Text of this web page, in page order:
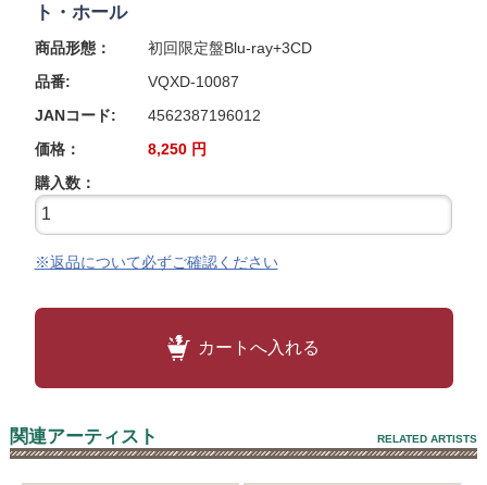
ト・ホール
商品形態：
初回限定盤Blu-ray+3CD
品番:
VQXD-10087
JANコード:
4562387196012
価格：
8,250 円
購入数：
※返品について必ずご確認ください
カートへ入れる
関連アーティスト RELATED ARTISTS